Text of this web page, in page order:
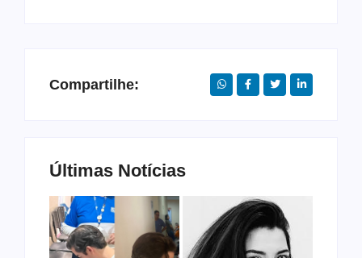
Compartilhe:
Últimas Notícias